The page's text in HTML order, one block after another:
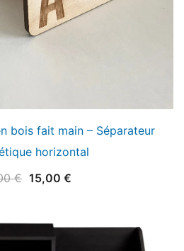
bois fait main – Séparateur
horizontal
€ Le
15,00 €